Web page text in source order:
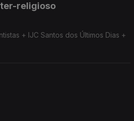
religioso
+ IJC Santos dos Últimos Dias +